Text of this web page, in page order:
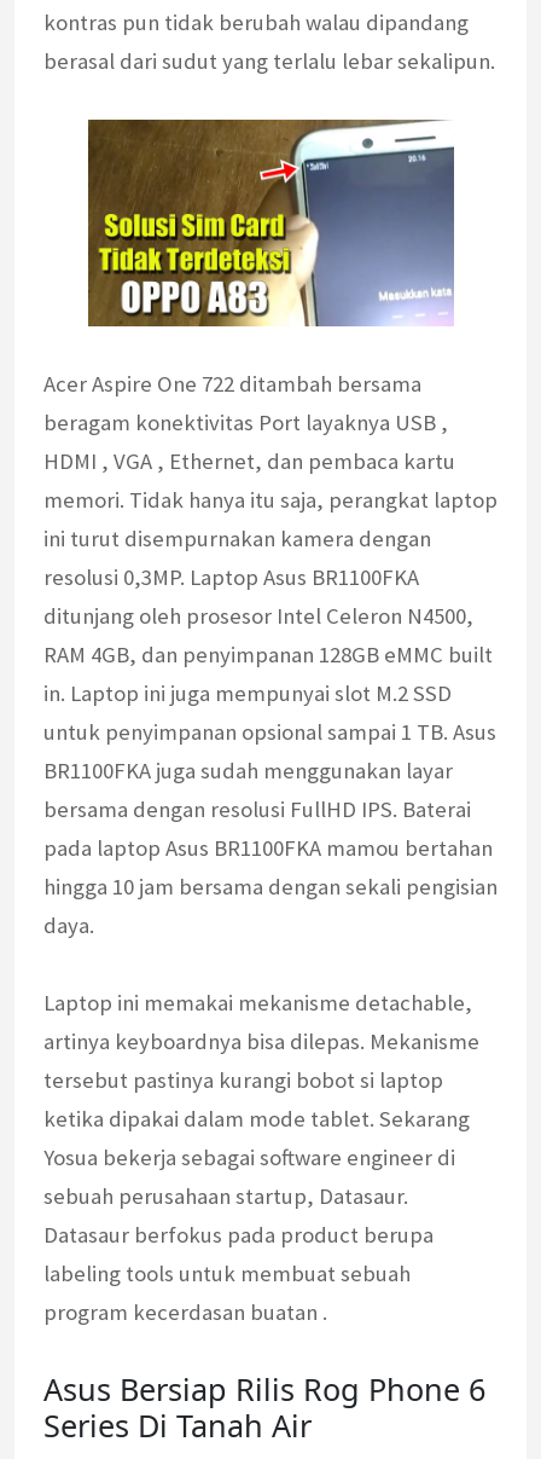
kontras pun tidak berubah walau dipandang
berasal dari sudut yang terlalu lebar sekalipun.
Acer Aspire One 722 ditambah bersama
beragam konektivitas Port layaknya USB ,
HDMI , VGA , Ethernet, dan pembaca kartu
memori. Tidak hanya itu saja, perangkat laptop
ini turut disempurnakan kamera dengan
resolusi 0,3MP. Laptop Asus BR1100FKA
ditunjang oleh prosesor Intel Celeron N4500,
RAM 4GB, dan penyimpanan 128GB eMMC built
in. Laptop ini juga mempunyai slot M.2 SSD
untuk penyimpanan opsional sampai 1 TB. Asus
BR1100FKA juga sudah menggunakan layar
bersama dengan resolusi FullHD IPS. Baterai
pada laptop Asus BR1100FKA mamou bertahan
hingga 10 jam bersama dengan sekali pengisian
daya.
Laptop ini memakai mekanisme detachable,
artinya keyboardnya bisa dilepas. Mekanisme
tersebut pastinya kurangi bobot si laptop
ketika dipakai dalam mode tablet. Sekarang
Yosua bekerja sebagai software engineer di
sebuah perusahaan startup, Datasaur.
Datasaur berfokus pada product berupa
labeling tools untuk membuat sebuah
program kecerdasan buatan .
Asus Bersiap Rilis Rog Phone 6
Series Di Tanah Air